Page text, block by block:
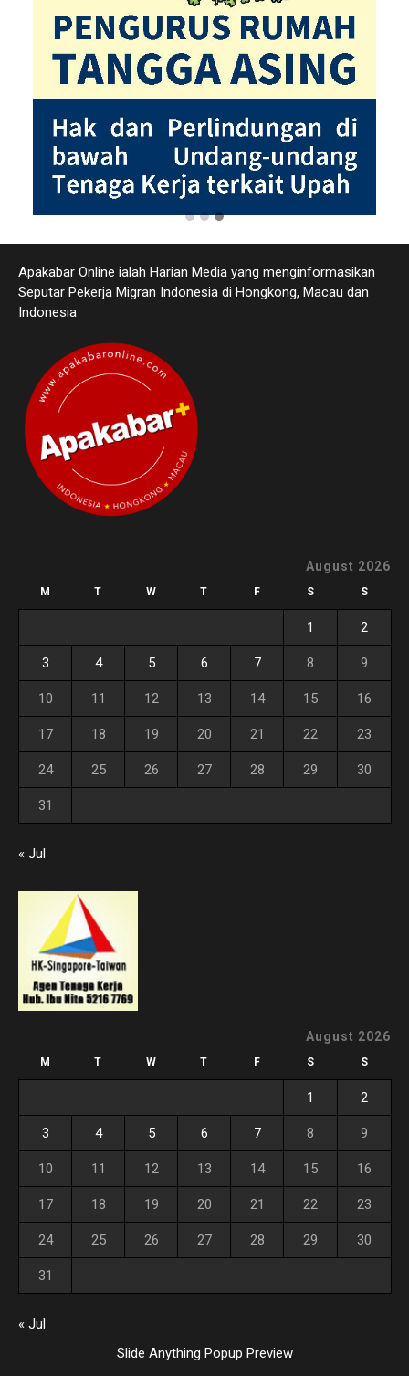
Apakabar Online ialah Harian Media yang menginformasikan
Seputar Pekerja Migran Indonesia di Hongkong, Macau dan
Indonesia
August 2026
M T W T F S S
1 2
3 4 5 6 7 8 9
10 11 12 13 14 15 16
17 18 19 20 21 22 23
24 25 26 27 28 29 30
31
« Jul
August 2026
M T W T F S S
1 2
3 4 5 6 7 8 9
10 11 12 13 14 15 16
17 18 19 20 21 22 23
24 25 26 27 28 29 30
31
« Jul
Slide Anything Popup Preview